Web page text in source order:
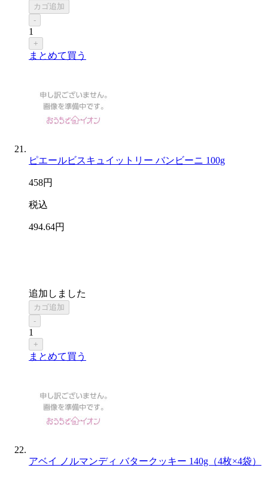
カゴ追加
-
1
+
まとめて買う
ピエールビスキュイットリー バンビーニ 100g
458円
税込
494.64円
追加しました
カゴ追加
-
1
+
まとめて買う
アベイ ノルマンディ バタークッキー 140g（4枚×4袋）